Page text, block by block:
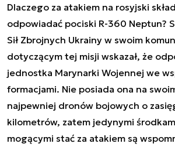
Dlaczego za atakiem na rosyjski
odpowiadać pociski R-360 Neptun?
Sił Zbrojnych Ukrainy w swoim
dotyczącym tej misji wskazał, że
jednostka Marynarki Wojennej we
formacjami. Nie posiada ona na
najpewniej dronów bojowych o
kilometrów, zatem jedynymi
mogącymi stać za atakiem są